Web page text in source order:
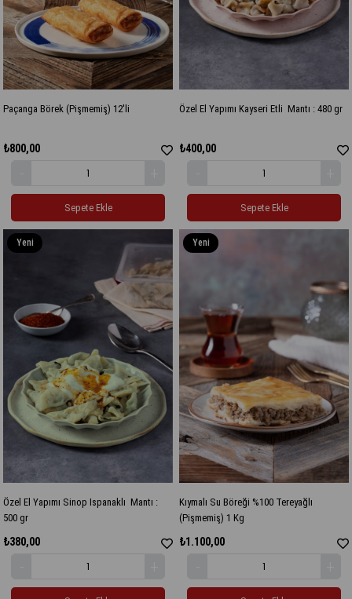
Paçanga Börek (Pişmemiş) 12'li
₺800,00
Sepete Ekle
Özel El Yapımı Kayseri Etli Mantı : 480 gr
₺400,00
Sepete Ekle
Özel El Yapımı Sinop Ispanaklı Mantı :
500 gr
₺380,00
Yeni
Kıymalı Su Böreği %100 Tereyağlı
(Pişmemiş) 1 Kg
₺1.100,00
Yeni